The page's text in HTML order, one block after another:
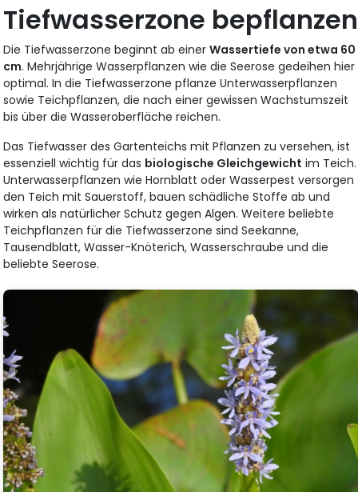
Tiefwasserzone bepflanzen
Die Tiefwasserzone beginnt ab einerWassertiefe von etwa 60
cm. Mehrjährige Wasserpflanzen wie die Seerose gedeihen hier
optimal. In die Tiefwasserzone pflanze Unterwasserpflanzen
sowie Teichpflanzen, die nach einer gewissen Wachstumszeit
bis über die Wasseroberfläche reichen.
Das Tiefwasser des Gartenteichs mit Pflanzen zu versehen, ist
essenziell wichtig für das biologische Gleichgewicht im Teich.
Unterwasserpflanzen wie Hornblatt oder Wasserpest versorgen
den Teich mit Sauerstoff, bauen schädliche Stoffe ab und
wirken als natürlicher Schutz gegen Algen. Weitere beliebte
Teichpflanzen für die Tiefwasserzone sind Seekanne,
Tausendblatt, Wasser-Knöterich, Wasserschraube und die
beliebte Seerose.